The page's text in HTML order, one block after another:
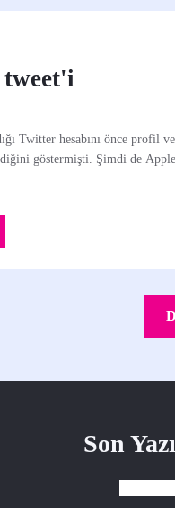
Twitter hesabını önce profil
göstermişti. Şimdi de
Son